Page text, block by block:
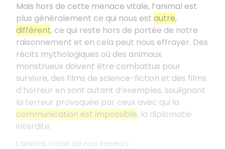
Mais hors de cette menace vitale, l’animal est
plus généralement ce qui nous est autre,
différent, ce qui reste hors de portée de notre
raisonnement et en cela peut nous effrayer. Des
récits mythologiques où des animaux
monstrueux doivent être combattus pour
survivre, des films de science-fiction et des films
d’horreur en sont autant d’exemples, soulignant
la terreur provoquée par ceux avec qui la
communication est impossible, la diplomatie
interdite.
L’animal, miroir de nos terreurs